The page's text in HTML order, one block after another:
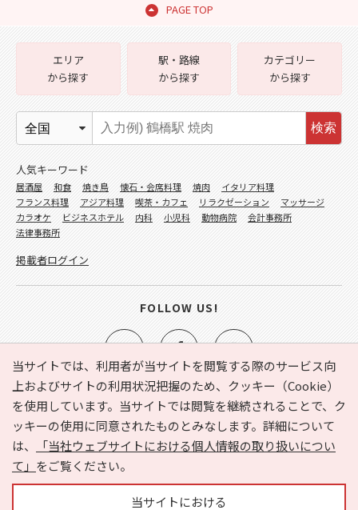
PAGE TOP
当サイトでは、利用者が当サイトを閲覧する際のサービス向
上およびサイトの利用状況把握のため、クッキー（Cookie）
を使用しています。当サイトでは閲覧を継続されることで、ク
ッキーの使用に同意されたものとみなします。詳細について
は、
「当社ウェブサイトにおける個人情報の取り扱いについ
て」 をご覧ください。
当サイトにおける
e-NAVITA（イーナビタ）とは？ お気に入り
ヘルプ
利用規約
個人情報の取り扱いについて
運営会社
サイトマップ
広告掲載に関するお問い合わせ
エリア
から探す
駅・路線
から探す
カテゴリー
から探す
検索
人気キーワード
居酒屋 和食 焼き鳥 懐石・会席料理 焼肉
イタリア料理
フランス料理
アジア料理 喫茶・カフェ リラクゼーション
マッサージ
カラオケ
ビジネスホテル 内科 小児科 動物病院
会計事務所
法律事務所
掲載者ログイン
FOLLOW US!